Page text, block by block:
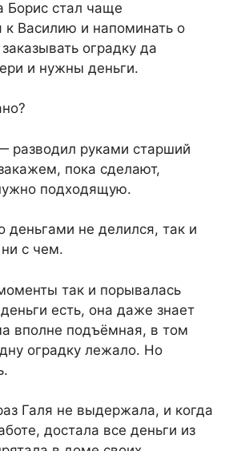
Борис стал чаще
к Василию и напоминать о
оградку да
и нужны деньги.
разводил руками старший
пока сделают,
подходящую.
деньгами не делился, так и
с чем.
так и порывалась
есть, она даже знает
вполне подъёмная, в том
оградку лежало. Но
Галя не выдержала, и когда
достала все деньги из